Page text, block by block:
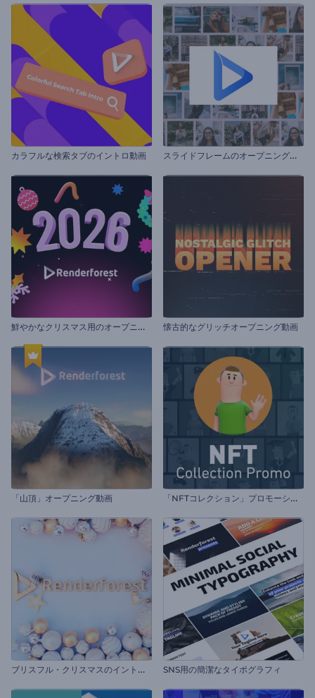
カラフルな検索タブのイントロ動画 ス
ライドフレームのオープニング動画
鮮
やかなクリスマス用のオープニング動画 懐古的なグリッチオープニング動画
「山頂」オープニング動画 「
NFTコレクション」プロモーションビデオ
ブ
リスフル・クリスマスのイントロ動画 SNS用の簡潔なタイポグラフィ